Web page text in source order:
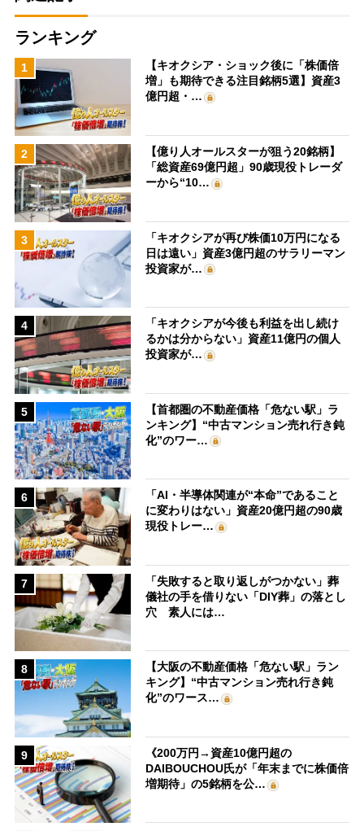
ランキング
1
【キオクシア・ショック後に「株価倍
増」も期待できる注目銘柄5選】資産3
億円超・…
2
【億り人オールスターが狙う20銘柄】
「総資産69億円超」90歳現役トレーダ
ーから“10…
3
「キオクシアが再び株価10万円になる
日は遠い」資産3億円超のサラリーマン
投資家が…
4
「キオクシアが今後も利益を出し続け
るかは分からない」資産11億円の個人
投資家が…
5
【首都圏の不動産価格「危ない駅」ラ
ンキング】“中古マンション売れ行き鈍
化”のワー…
6
「AI・半導体関連が“本命”であること
に変わりはない」資産20億円超の90歳
現役トレー…
7
「失敗すると取り返しがつかない」葬
儀社の手を借りない「DIY葬」の落とし
穴 素人には…
8
【大阪の不動産価格「危ない駅」ラン
キング】“中古マンション売れ行き鈍
化”のワース…
9
《200万円→資産10億円超の
DAIBOUCHOU氏が「年末までに株価倍
増期待」の5銘柄を公…